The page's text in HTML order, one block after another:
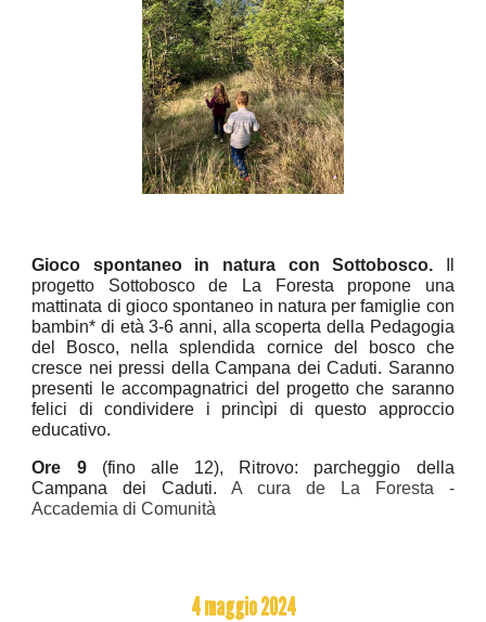
Gioco spontaneo in natura con Sottobosco.
progetto Sottobosco de La Foresta propone una
mattinata di gioco spontaneo in natura per famiglie con
bambin* di età 3-6 anni, alla scoperta della Pedagogia
del Bosco, nella splendida cornice del bosco che
cresce nei pressi della Campana dei Caduti. Saranno
presenti le accompagnatrici del progetto che saranno
felici di condividere i princìpi di questo approccio
educativo.
Ore 9(fino alle 12), Ritrovo: parcheggio della
Campana dei Caduti.
A cura de La Foresta -
Accademia di Comunità
4 maggio 2024